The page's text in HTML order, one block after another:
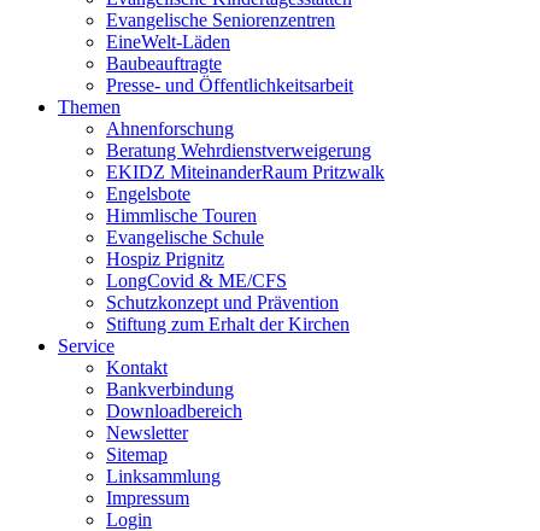
Evangelische Seniorenzentren
EineWelt-Läden
Baubeauftragte
Presse- und Öffentlichkeitsarbeit
Themen
Ahnenforschung
Beratung Wehrdienstverweigerung
EKIDZ MiteinanderRaum Pritzwalk
Engelsbote
Himmlische Touren
Evangelische Schule
Hospiz Prignitz
LongCovid & ME/CFS
Schutzkonzept und Prävention
Stiftung zum Erhalt der Kirchen
Service
Kontakt
Bankverbindung
Downloadbereich
Newsletter
Sitemap
Linksammlung
Impressum
Login